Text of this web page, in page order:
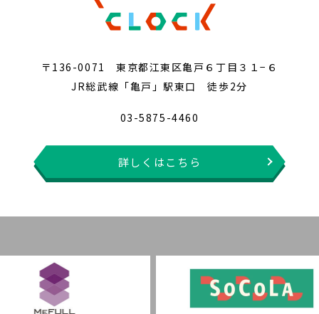
〒136-0071 東京都江東区亀戸６丁目３１−６
JR総武線「亀戸」駅東口 徒歩2分
03-5875-4460
詳しくはこちら